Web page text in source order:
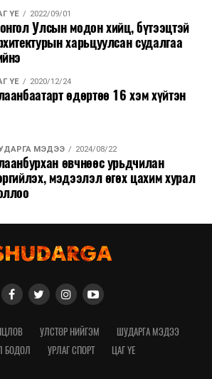
ҮЕ 2022/09/01
Улсын модон хийц, бүтээцтэй
харьцуулсан судалгаа
ҮЕ 2020/12/24
өдөртөө 16 хэм хүйтэн
МЭДЭЭ 2024/08/22
өвчнөөс урьдчилан
мэдээлэл өгөх цахим хурал
УЛСТӨР НИЙГЭМ
ШУДАРГА МЭДЭЭ
БОДОЛ
УРЛАГ СПОРТ ЦАГ ҮЕ